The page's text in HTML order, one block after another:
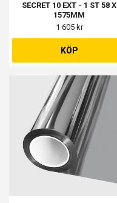
SECRET 10 EXT - 1 ST 58 X
1575MM
1 605 kr
KÖP